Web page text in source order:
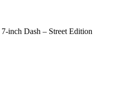
inch Dash – Street Edition